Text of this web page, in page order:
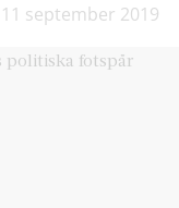
september 2019